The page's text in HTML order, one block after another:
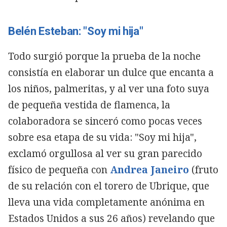
Belén Esteban: "Soy mi hija"
Todo surgió porque la prueba de la noche
consistía en elaborar un dulce que encanta a
los niños, palmeritas, y al ver una foto suya
de pequeña vestida de flamenca, la
colaboradora se sinceró como pocas veces
sobre esa etapa de su vida: "Soy mi hija",
exclamó orgullosa al ver su gran parecido
físico de pequeña con Andrea Janeiro (fruto
de su relación con el torero de Ubrique, que
lleva una vida completamente anónima en
Estados Unidos a sus 26 años) revelando que